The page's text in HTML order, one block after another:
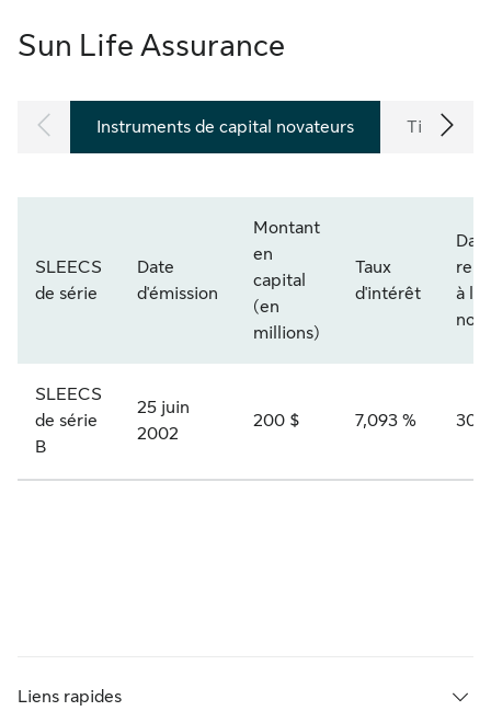
Sun Life Assurance
Instruments de capital novateurs Titres de
SLEECS
de série
Date
d'émission
Montant
en
capital
(en
millions)
Taux
d'intérêt
à la
SLEECS
de série
B
25 juin
2002
200 $ 7,093 % 30
Liens rapides